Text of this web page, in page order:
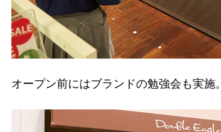
オープン前にはブランドの勉強会も実施。